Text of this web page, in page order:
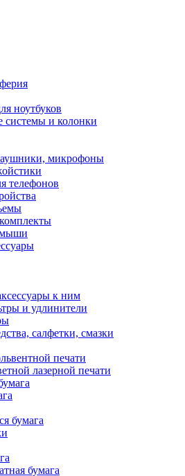
ноутбуков
системы и колонки
микрофоны
телефонов
мыши
к ним
и удлинители
салфетки, смазки
печати
лазерной печати
бумага
бумага